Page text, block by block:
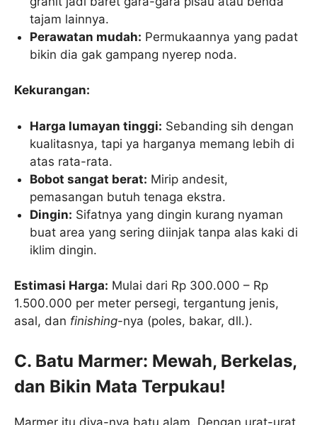
tajam lainnya.
Perawatan mudah: Permukaannya yang padat
bikin dia gak gampang nyerep noda.
Kekurangan:
Harga lumayan tinggi: Sebanding sih dengan
kualitasnya, tapi ya harganya memang lebih di
atas rata-rata.
Bobot sangat berat: Mirip andesit,
pemasangan butuh tenaga ekstra.
Dingin: Sifatnya yang dingin kurang nyaman
buat area yang sering diinjak tanpa alas kaki di
iklim dingin.
Estimasi Harga: Mulai dari Rp 300.000 – Rp
1.500.000 per meter persegi, tergantung jenis,
asal, dan finishing-nya (poles, bakar, dll.).
C. Batu Marmer: Mewah, Berkelas,
dan Bikin Mata Terpukau!
Marmer itu diva-nya batu alam. Dengan urat-urat